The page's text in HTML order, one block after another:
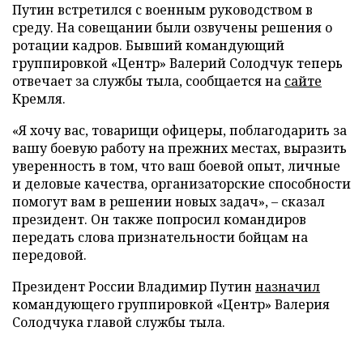
Путин встретился с военным руководством в
среду. На совещании были озвучены решения о
ротации кадров. Бывший командующий
группировкой «Центр» Валерий Солодчук теперь
отвечает за службы тыла, сообщается на сайте
Кремля.
«Я хочу вас, товарищи офицеры, поблагодарить за
вашу боевую работу на прежних местах, выразить
уверенность в том, что ваш боевой опыт, личные
и деловые качества, организаторские способности
помогут вам в решении новых задач», – сказал
президент. Он также попросил командиров
передать слова признательности бойцам на
передовой.
Президент России Владимир Путин назначил
командующего группировкой «Центр» Валерия
Солодчука главой службы тыла.